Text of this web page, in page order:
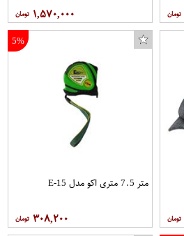
۱,۵۷۰,۰۰۰
5%
متر 7.5 متری اکو مدل E-15
۳۰۸,۲۰۰